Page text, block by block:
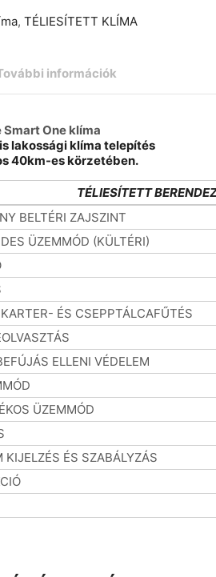
, TÉLIESÍTETT KLÍMA
információk
Smart One klíma
lakossági klíma telepítés
40km-es körzetében.
TÉLIESÍTETT
BELTÉRI ZAJSZINT
ÜZEMMÓD (KÜLTÉRI)
ÉS CSEPPTÁLCAFŰTÉS
ELLENI VÉDELEM
ÜZEMMÓD
ÉS SZABÁLYZÁS